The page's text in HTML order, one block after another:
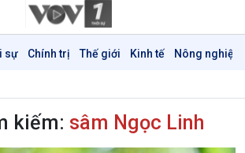
sự Chính trị Thế giới Kinh tế Nông nghiệp
kiếm: sâm Ngọc Linh